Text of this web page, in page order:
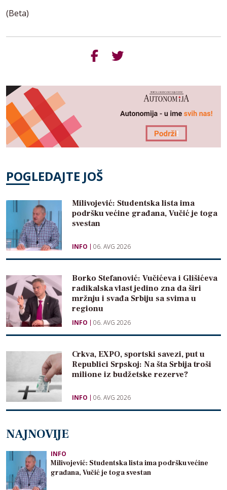
(Beta)
POGLEDAJTE JOŠ
Milivojević: Studentska lista ima
podršku većine građana, Vučić je toga
svestan
INFO 06. AVG 2026
Borko Stefanović: Vučićeva i Glišićeva
radikalska vlast jedino zna da širi
mržnju i svađa Srbiju sa svima u
regionu
INFO 06. AVG 2026
Crkva, EXPO, sportski savezi, put u
Republici Srpskoj: Na šta Srbija troši
milione iz budžetske rezerve?
INFO 06. AVG 2026
NAJNOVIJE
INFO
Milivojević: Studentska lista ima podršku većine
građana, Vučić je toga svestan